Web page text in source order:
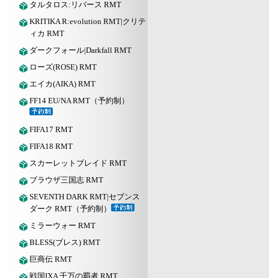
タルタロス:リバース RMT
KRITIKA R:evolution RMT|クリテ
ィカ RMT
ダークフォール|Darkfall RMT
ローズ(ROSE) RMT
エイカ(AIKA) RMT
FF14 EU/NA RMT（予約制）
FIFA17 RMT
FIFA18 RMT
スカーレットブレイド RMT
ブラウザ三国志 RMT
SEVENTH DARK RMT|セブンス
ダーク RMT（予約制）
ミラーウォー RMT
BLESS(ブレス) RMT
巨商伝 RMT
戦国IXA 千万の覇者 RMT